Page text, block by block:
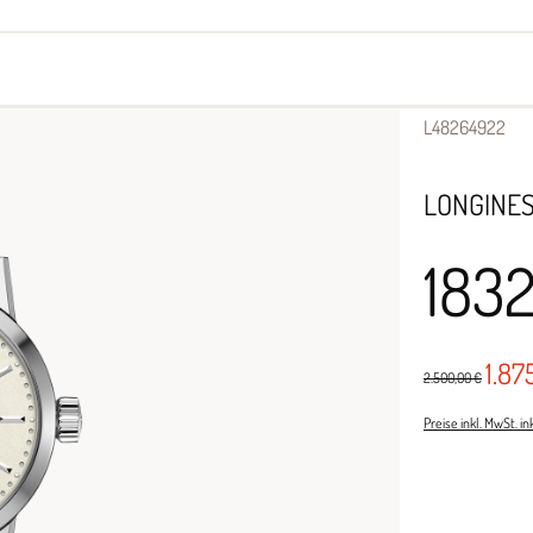
L48264922
2.500,00 €
Preise inkl. MwSt.